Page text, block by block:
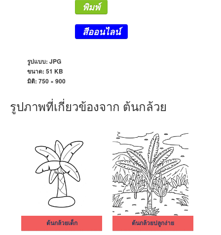
พิมพ์
สีออนไลน์
รูปแบบ: JPG
ขนาด: 51 KB
มิติ: 750 × 900
รูปภาพที่เกี่ยวข้องจาก ต้นกล้วย
ต้นกล้วยเด็ก ต้นกล้วยปลูกง่าย